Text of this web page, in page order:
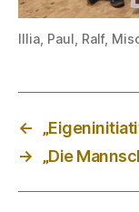
Illia, Paul, Ralf,
←
→
„Die